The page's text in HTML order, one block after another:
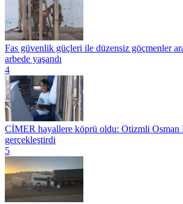
Fas güvenlik güçleri ile düzensiz göçmenler
arbede yaşandı
4
CİMER hayallere köprü oldu: Otizmli Osman
gerçekleştirdi
5